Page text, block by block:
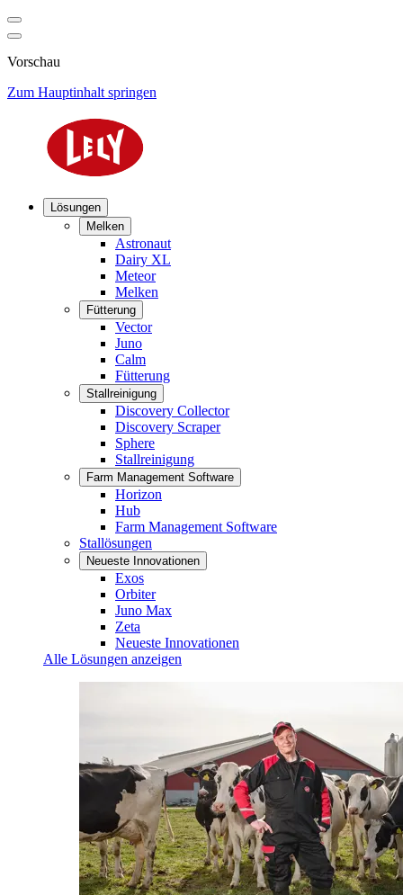
Vorschau
Zum Hauptinhalt springen
Lösungen
Melken
Astronaut
Dairy XL
Meteor
Melken
Fütterung
Vector
Juno
Calm
Fütterung
Stallreinigung
Discovery Collector
Discovery Scraper
Sphere
Stallreinigung
Farm Management Software
Horizon
Hub
Farm Management Software
Stallösungen
Neueste Innovationen
Exos
Orbiter
Juno Max
Zeta
Neueste Innovationen
Alle Lösungen anzeigen